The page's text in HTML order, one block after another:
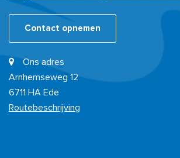
Contact opnemen
Ons adres
Arnhemseweg 12
6711 HA Ede
Routebeschrijving